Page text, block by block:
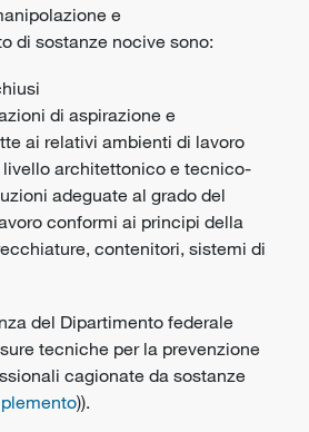
e
di sostanze nocive sono:
di aspirazione e
ai relativi ambienti di lavoro
architettonico e tecnico-
adeguate al grado del
conformi ai principi della
contenitori, sistemi di
del Dipartimento federale
tecniche per la prevenzione
cagionate da sostanze
)).